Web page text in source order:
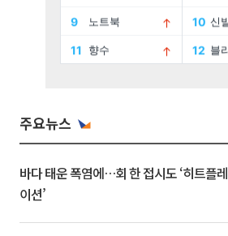
주요뉴스
바다 태운 폭염에…회 한 접시도 ‘히트플레
이션’